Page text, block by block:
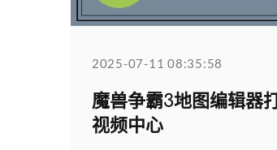
2025-07-11 08:35:58
魔兽争霸3地图编辑器
视频中心